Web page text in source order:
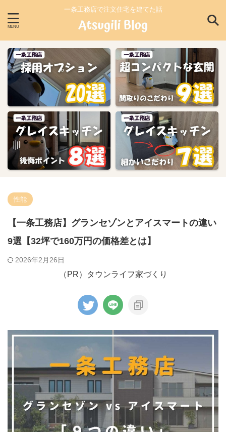
一条工務店で注文住宅を建てた話
性能
【一条工務店】グランセゾンとアイスマートの違い
9選【32坪で160万円の価格差とは】
2026年2月26日
（PR）タウンライフ家づくり